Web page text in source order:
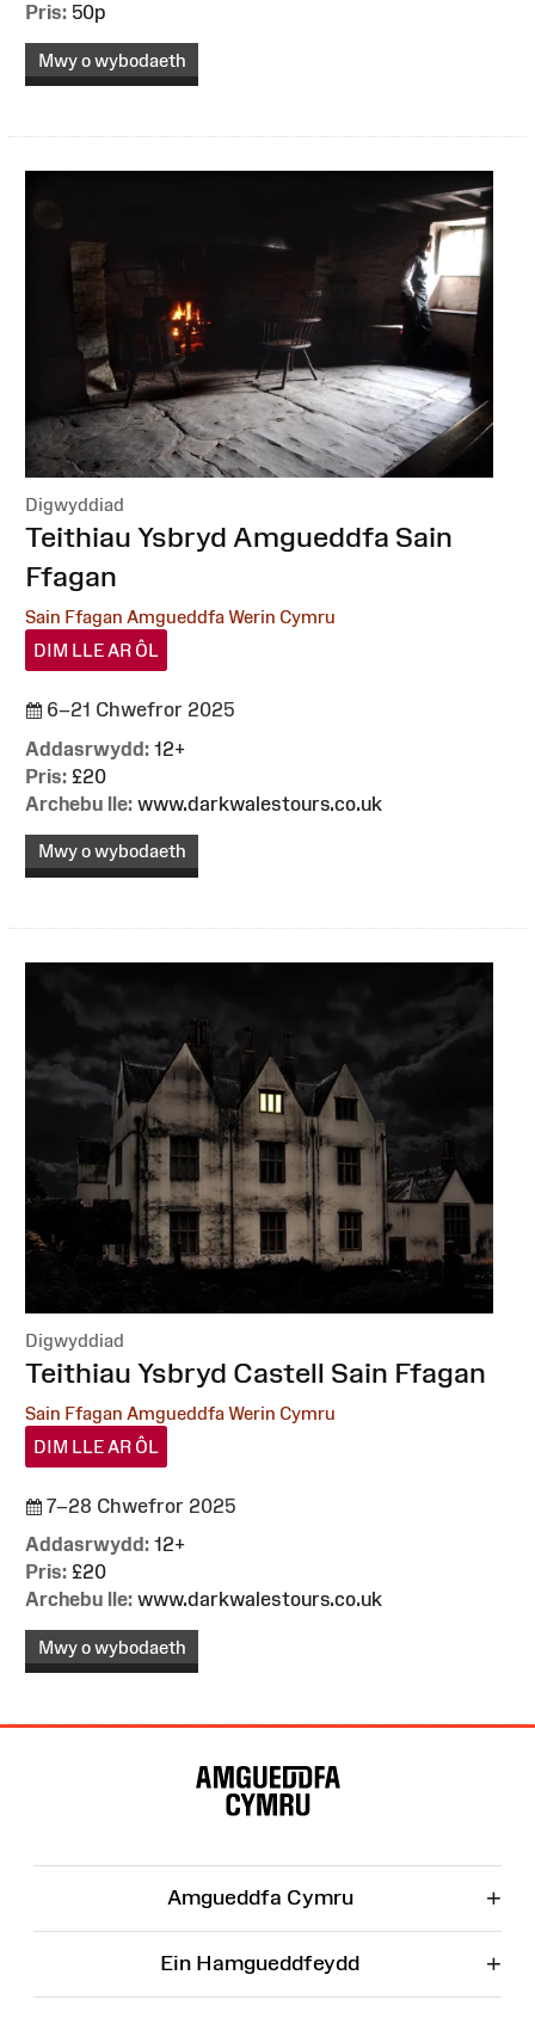
Pris: 50p
Mwy o wybodaeth
Digwyddiad
:
Teithiau Ysbryd Amgueddfa Sain
Ffagan
Sain Ffagan Amgueddfa Werin Cymru
DIM LLE AR ÔL
6–21 Chwefror 2025
Addasrwydd: 12+
Pris: £20
Archebu lle: www.darkwalestours.co.uk
Mwy o wybodaeth
Digwyddiad
:
Teithiau Ysbryd Castell Sain Ffagan
Sain Ffagan Amgueddfa Werin Cymru
DIM LLE AR ÔL
7–28 Chwefror 2025
Addasrwydd: 12+
Pris: £20
Archebu lle: www.darkwalestours.co.uk
Mwy o wybodaeth
Amgueddfa Cymru +
Ein Hamgueddfeydd +